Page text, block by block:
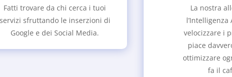
Fatti trovare da chi cerca i tuoi
servizi sfruttando le inserzioni di
Google e dei Social Media.
La nostra
velocizzare i
piace
ottimizzare
fa il